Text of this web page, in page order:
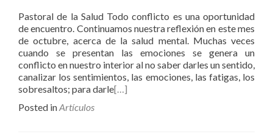
Pastoral de la Salud Todo conflicto es una oportunidad
de encuentro. Continuamos nuestra reflexión en este mes
de octubre, acerca de la salud mental. Muchas veces
cuando se presentan las emociones se genera un
conflicto en nuestro interior al no saber darles un sentido,
canalizar los sentimientos, las emociones, las fatigas, los
sobresaltos; para darle[…]
Posted inArtículos